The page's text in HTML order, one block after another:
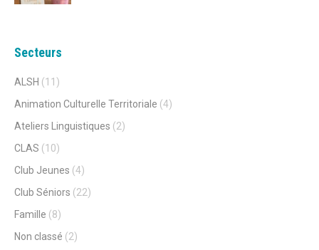
Secteurs
ALSH (11)
Animation Culturelle Territoriale (4)
Ateliers Linguistiques (2)
CLAS (10)
Club Jeunes (4)
Club Séniors (22)
Famille (8)
Non classé (2)